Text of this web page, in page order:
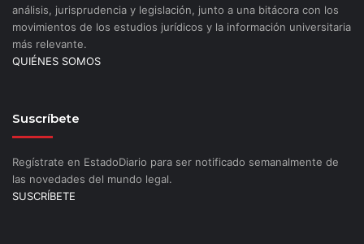
análisis, jurisprudencia y legislación, junto a una bitácora con los
movimientos de los estudios jurídicos y la información universitaria
más relevante.
QUIÉNES SOMOS
Suscríbete
Regístrate en EstadoDiario para ser notificado semanalmente de
las novedades del mundo legal.
SUSCRÍBETE